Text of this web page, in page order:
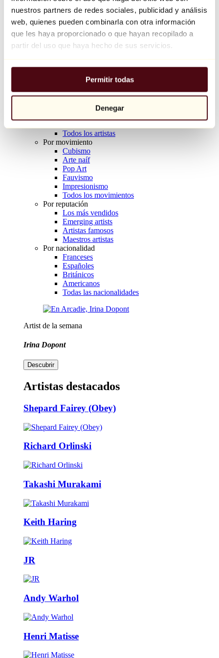
nuestros partners de redes sociales, publicidad y análisis
web, quienes pueden combinarla con otra información
que les haya proporcionado o que hayan recopilado a
partir del uso que haya hecho de sus servicios.
Permitir todas
Denegar
Balloon Dog (Orange)
Jeff Koons
10.000 €
Explorar
Todos los escultores
Todos los fotógrafos
Todos los artistas
Por movimiento
Cubismo
Arte naíf
Pop Art
Fauvismo
Impresionismo
Todos los movimientos
Por reputación
Los más vendidos
Emerging artists
Artistas famosos
Maestros artistas
Por nacionalidad
Franceses
Españoles
Británicos
Americanos
Todas las nacionalidades
Artist de la semana
Irina Dopont
Descubrir
Artistas destacados
Shepard Fairey (Obey)
Richard Orlinski
Takashi Murakami
Keith Haring
JR
Andy Warhol
Henri Matisse